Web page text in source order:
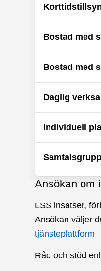
Bostad med
Bostad med
Daglig
Individuell
Samtalsgrupp
Ansökan om
LSS insatser,
Ansökan väljer
tjänsteplattform
Råd och stöd